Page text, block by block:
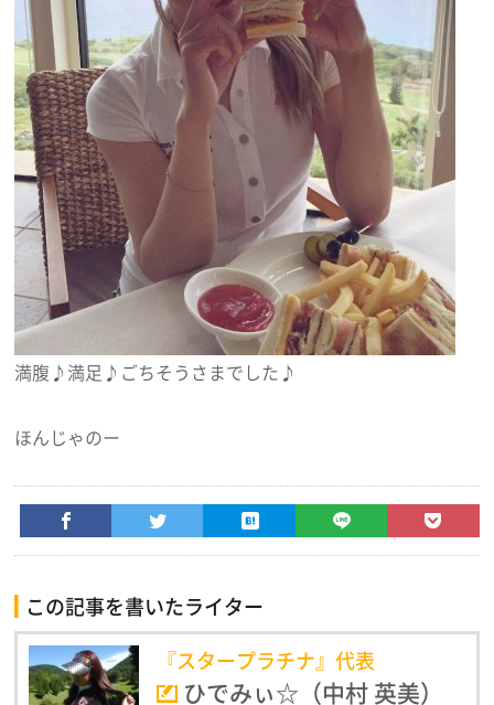
満腹♪満足♪ごちそうさまでした♪
ほんじゃのー
この記事を書いたライター
『スタープラチナ』代表
ひでみぃ☆（中村 英美）